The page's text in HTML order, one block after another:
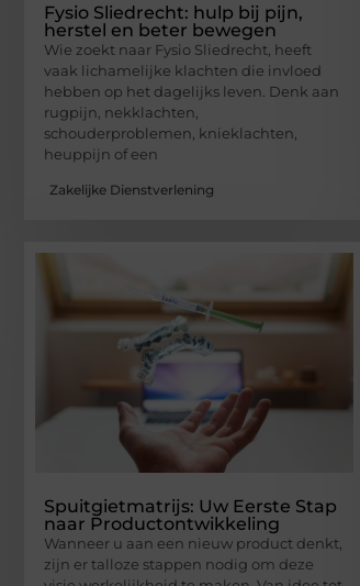
Fysio Sliedrecht: hulp bij pijn,
herstel en beter bewegen
Wie zoekt naar Fysio Sliedrecht, heeft
vaak lichamelijke klachten die invloed
hebben op het dagelijks leven. Denk aan
rugpijn, nekklachten,
schouderproblemen, knieklachten,
heuppijn of een
Zakelijke Dienstverlening
Spuitgietmatrijs: Uw Eerste Stap
naar Productontwikkeling
Wanneer u aan een nieuw product denkt,
zijn er talloze stappen nodig om deze